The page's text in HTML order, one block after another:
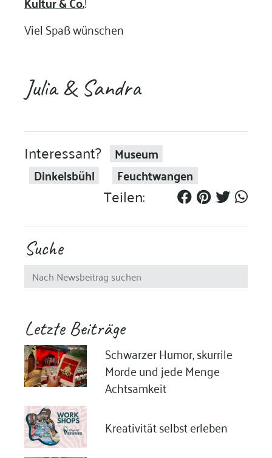
Viel Spaß wünschen
Julia & Sandra
Interessant?
Museum
Dinkelsbühl
Feuchtwangen
Teilen:
Suche
Letzte Beiträge
Schwarzer Humor, skurrile
Morde und jede Menge
Achtsamkeit
Kreativität selbst erleben